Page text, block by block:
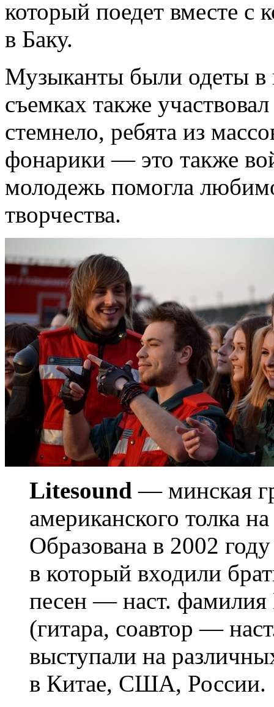
который поедет вместе с
в Баку.
Музыканты были одеты в
съемках также
стемнело, ребята из
фонарики — это также
молодежь помогла
творчества.
Litesound — минская
американского толка
Образована в 2002
в который входили
песен — наст.
(гитара, соавтор —
выступали на
в Китае, США, России.